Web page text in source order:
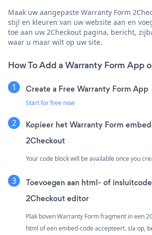
Maak uw aangepaste Warranty Form
stijl en kleuren van uw website aan en
toe aan uw 2Checkout pagina, bericht,
waar u maar wilt op uw site.
How To Add a Warranty Form App
Create a Free Warranty Form App
Start for free now
Kopieer het Warranty Form
2Checkout
Your code block will be available once you
Toevoegen aan html- of
2Checkout editor
Plak boven Warranty Form fragment in een
html of een embed-code accepteert. sla op,